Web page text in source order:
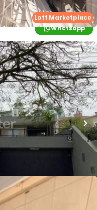
Loft Marketplace
Whatsapp
•2vagas
,Florianópolis
Whatsapp